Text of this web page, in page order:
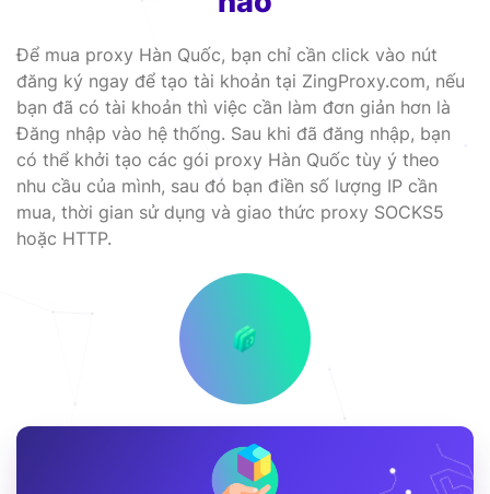
Để mua proxy Hàn Quốc, bạn chỉ cần click vào nút
đăng ký ngay để tạo tài khoản tại ZingProxy.com, nếu
bạn đã có tài khoản thì việc cần làm đơn giản hơn là
Đăng nhập vào hệ thống. Sau khi đã đăng nhập, bạn
có thể khởi tạo các gói proxy Hàn Quốc tùy ý theo
nhu cầu của mình, sau đó bạn điền số lượng IP cần
mua, thời gian sử dụng và giao thức proxy SOCKS5
hoặc HTTP.